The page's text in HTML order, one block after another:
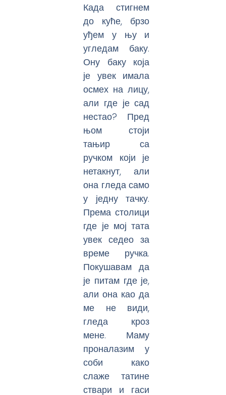
Када стигнем
до куће, брзо
уђем у њу и
угледам баку.
Ону баку која
је увек имала
осмех на лицу,
али где је сад
нестао? Пред
њом стоји
тањир са
ручком који је
нетакнут, али
она гледа само
у једну тачку.
Према столици
где је мој тата
увек седео за
време ручка.
Покушавам да
је питам где је,
али она као да
ме не види,
гледа кроз
мене. Маму
проналазим у
соби како
слаже татине
ствари и гаси